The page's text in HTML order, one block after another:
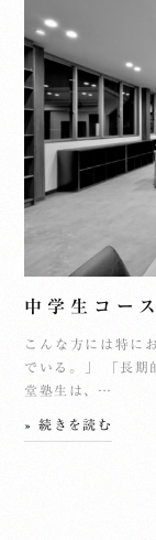
中学生コース
こんな方には特に
でいる。」 「長期
堂塾生は、…
» 続きを読む